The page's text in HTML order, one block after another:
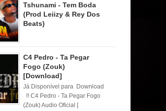
Tshunami - Tem Boda
(Prod Leiizy & Rey Dos
Beats)
C4 Pedro - Ta Pegar
Fogo (Zouk)
[Download]
Já Disponível para Download
!! C4 Pedro - Ta Pegar Fogo
(Zouk) Audio Oficial [